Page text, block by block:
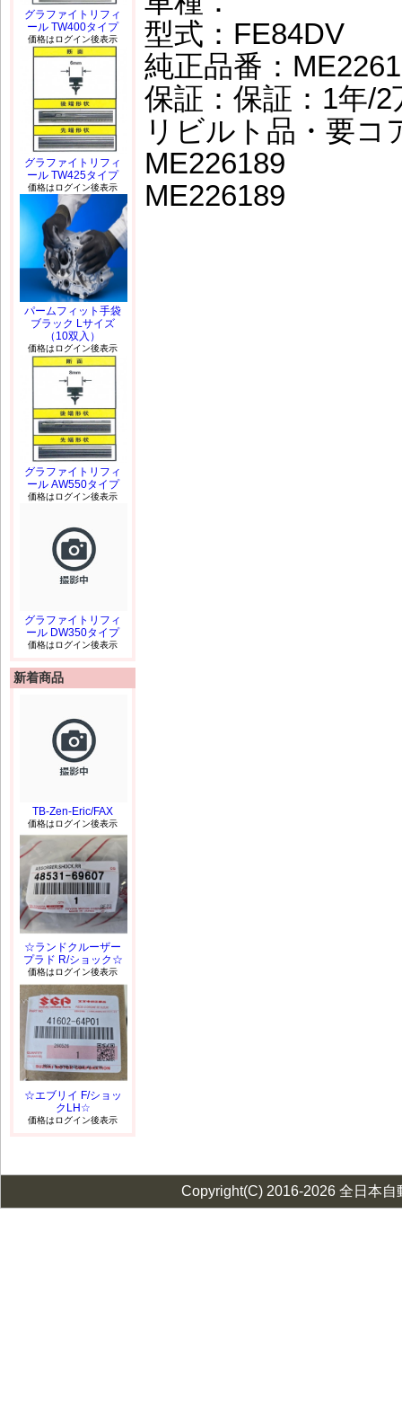
型式：FE84DV
純正品番：
保証：保証：1年/2
リビルト品・要コ
ME226189
ME226189
グラファイトリフィ
ール TW400タイプ
価格はログイン後表示
グラファイトリフィ
ール TW425タイプ
価格はログイン後表示
パームフィット手袋
ブラック Lサイズ
（10双入）
価格はログイン後表示
グラファイトリフィ
ール AW550タイプ
価格はログイン後表示
グラファイトリフィ
ール DW350タイプ
価格はログイン後表示
新着商品
TB-Zen-Eric/FAX
価格はログイン後表示
☆ランドクルーザー
プラド R/ショック☆
価格はログイン後表示
☆エブリイ F/ショッ
クLH☆
価格はログイン後表示
Copyright(C) 2016-2026 全日本